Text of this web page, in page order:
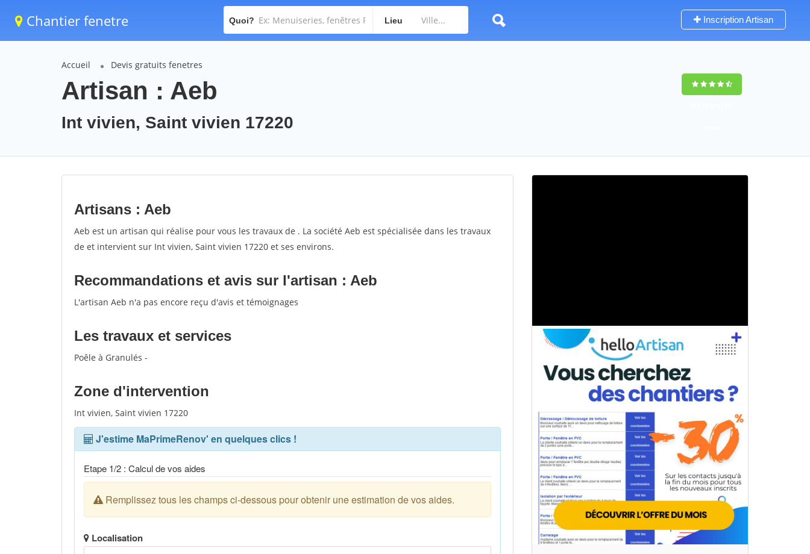
Chantier fenetre Quoi? Lieu Inscription Artisan
Accueil Devis gratuits fenetres
Artisan : Aeb
Int vivien, Saint vivien 17220
Artisans : Aeb
Aeb est un artisan qui réalise pour vous les travaux de . La société Aeb est spécialisée dans les travaux
de et intervient sur Int vivien, Saint vivien 17220 et ses environs.
Recommandations et avis sur l'artisan : Aeb
L'artisan Aeb n'a pas encore reçu d'avis et témoignages
Les travaux et services
Poêle à Granulés -
Zone d'intervention
Int vivien, Saint vivien 17220